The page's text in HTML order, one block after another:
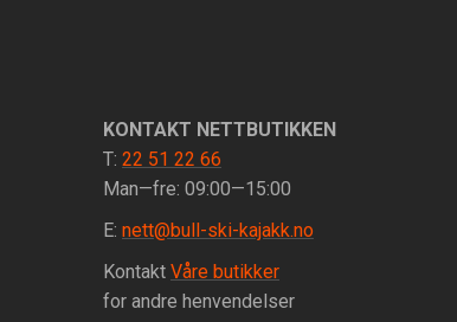
KONTAKT NETTBUTIKKEN
T: 22 51 22 66
Man—fre: 09:00—15:00
E: nett@bull-ski-kajakk.no
Kontakt Våre butikker
for andre henvendelser